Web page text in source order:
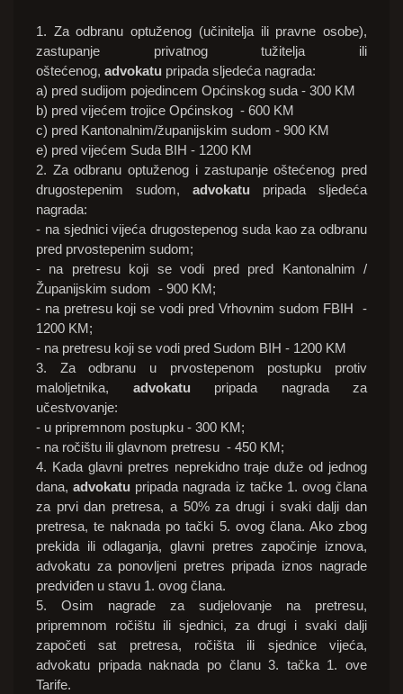
1. Za odbranu optuženog (učinitelja ili pravne osobe),
zastupanje privatnog tužitelja ili
oštećenog, advokatu pripada sljedeća nagrada:
a) pred sudijom pojedincem Općinskog suda - 300 KM
b) pred vijećem trojice Općinskog - 600 KM
c) pred Kantonalnim/županijskim sudom - 900 KM
e) pred vijećem Suda BIH - 1200 KM
2. Za odbranu optuženog i zastupanje oštećenog pred
drugostepenim sudom, advokatu pripada sljedeća
nagrada:
- na sjednici vijeća drugostepenog suda kao za odbranu
pred prvostepenim sudom;
- na pretresu koji se vodi pred pred Kantonalnim /
Županijskim sudom - 900 KM;
- na pretresu koji se vodi pred Vrhovnim sudom FBIH -
1200 KM;
- na pretresu koji se vodi pred Sudom BIH - 1200 KM
3. Za odbranu u prvostepenom postupku protiv
maloljetnika, advokatu pripada nagrada za
učestvovanje:
- u pripremnom postupku - 300 KM;
- na ročištu ili glavnom pretresu - 450 KM;
4. Kada glavni pretres neprekidno traje duže od jednog
dana,advokatu pripada nagrada iz tačke 1. ovog člana
za prvi dan pretresa, a 50% za drugi i svaki dalji dan
pretresa, te naknada po tački 5. ovog člana. Ako zbog
prekida ili odlaganja, glavni pretres započinje iznova,
advokatu za ponovljeni pretres pripada iznos nagrade
predviđen u stavu 1. ovog člana.
5. Osim nagrade za sudjelovanje na pretresu,
pripremnom ročištu ili sjednici, za drugi i svaki dalji
započeti sat pretresa, ročišta ili sjednice vijeća,
advokatu pripada naknada po članu 3. tačka 1. ove
Tarife.